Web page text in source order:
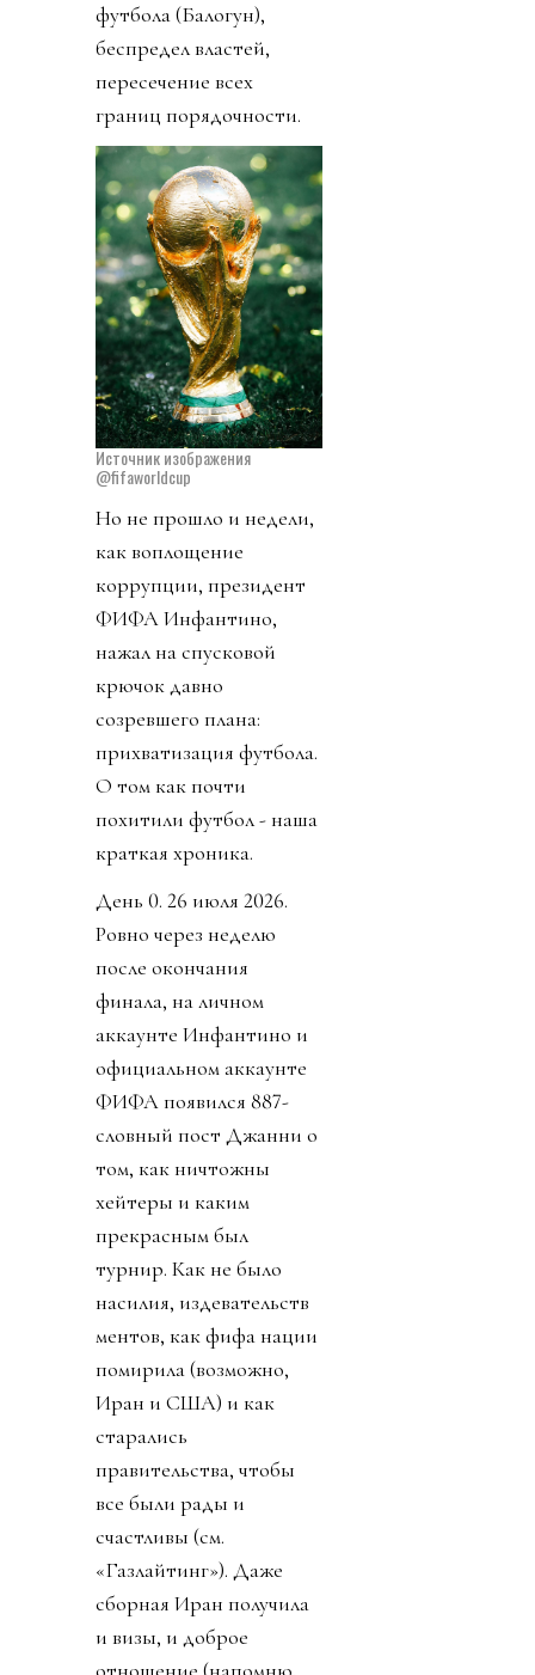
футбола (Балогун),
беспредел властей,
пересечение всех
границ порядочности.
Источник изображения
@fifaworldcup
Но не прошло и недели,
как воплощение
коррупции, президент
ФИФА Инфантино,
нажал на спусковой
крючок давно
созревшего плана:
прихватизация футбола.
О том как почти
похитили футбол - наша
краткая хроника.
День 0. 26 июля 2026.
Ровно через неделю
после окончания
финала, на личном
аккаунте Инфантино и
официальном аккаунте
ФИФА появился 887-
словный пост Джанни о
том, как ничтожны
хейтеры и каким
прекрасным был
турнир. Как не было
насилия, издевательств
ментов, как фифа нации
помирила (возможно,
Иран и США) и как
старались
правительства, чтобы
все были рады и
счастливы (см.
«Газлайтинг»). Даже
сборная Иран получила
и визы, и доброе